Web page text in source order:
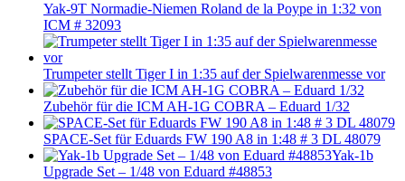
Yak-9T Normadie-Niemen Roland de la Poype in 1:32 von
ICM # 32093
Trumpeter stellt Tiger I in 1:35 auf der Spielwarenmesse vor
Zubehör für die ICM AH-1G COBRA – Eduard 1/32
SPACE-Set für Eduards FW 190 A8 in 1:48 # 3 DL 48079
Yak-1b
Upgrade Set – 1/48 von Eduard #48853